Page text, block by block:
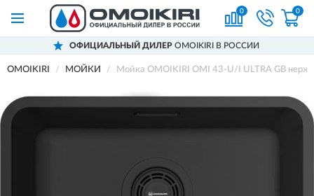
0 0
ОФИЦИАЛЬНЫЙ ДИЛЕР OMOIKIRI В РОССИИ
OMOIKIRI МОЙКИ Мойка OMOIKIRI OMI 43-U/I ULTRA GB